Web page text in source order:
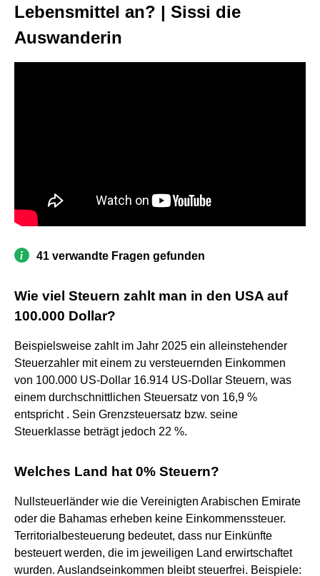
Lebensmittel an? | Sissi die
Auswanderin
41 verwandte Fragen gefunden
Wie viel Steuern zahlt man in den USA auf
100.000 Dollar?
Beispielsweise zahlt im Jahr 2025 ein alleinstehender
Steuerzahler mit einem zu versteuernden Einkommen
von 100.000 US-Dollar 16.914 US-Dollar Steuern, was
einem durchschnittlichen Steuersatz von 16,9 %
entspricht . Sein Grenzsteuersatz bzw. seine
Steuerklasse beträgt jedoch 22 %.
Welches Land hat 0% Steuern?
Nullsteuerländer wie die Vereinigten Arabischen Emirate
oder die Bahamas erheben keine Einkommenssteuer.
Territorialbesteuerung bedeutet, dass nur Einkünfte
besteuert werden, die im jeweiligen Land erwirtschaftet
wurden. Auslandseinkommen bleibt steuerfrei. Beispiele: